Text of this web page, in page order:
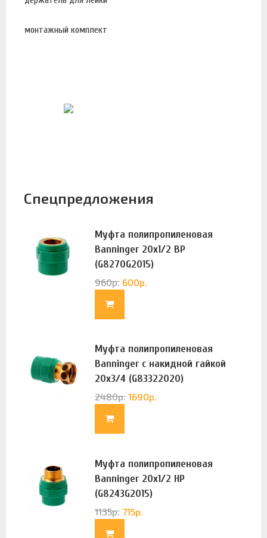
монтажный комплект
Спецпредложения
Муфта полипропиленовая
Banninger 20х1/2 ВР
(G8270G2015)
960р. 600р.
Муфта полипропиленовая
Banninger с накидной гайкой
20х3/4 (G83322020)
2480р. 1690р.
Муфта полипропиленовая
Banninger 20х1/2 НР
(G8243G2015)
1135р. 715р.